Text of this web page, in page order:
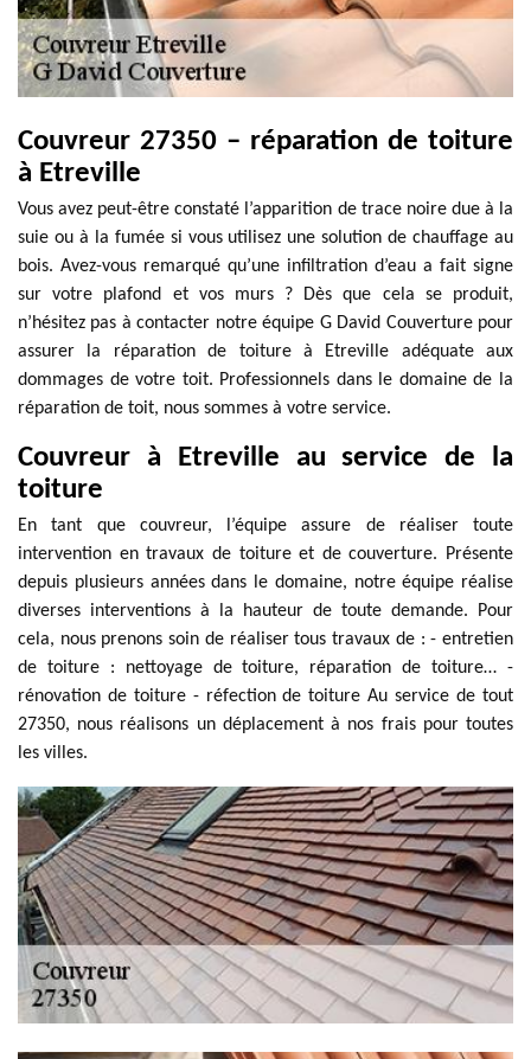
Couvreur 27350 – réparation de toiture
à Etreville
Vous avez peut-être constaté l’apparition de trace noire due à la
suie ou à la fumée si vous utilisez une solution de chauffage au
bois. Avez-vous remarqué qu’une infiltration d’eau a fait signe
sur votre plafond et vos murs ? Dès que cela se produit,
n’hésitez pas à contacter notre équipe G David Couverture pour
assurer la réparation de toiture à Etreville adéquate aux
dommages de votre toit. Professionnels dans le domaine de la
réparation de toit, nous sommes à votre service.
Couvreur à Etreville au service de la
toiture
En tant que couvreur, l’équipe assure de réaliser toute
intervention en travaux de toiture et de couverture. Présente
depuis plusieurs années dans le domaine, notre équipe réalise
diverses interventions à la hauteur de toute demande. Pour
cela, nous prenons soin de réaliser tous travaux de : - entretien
de toiture : nettoyage de toiture, réparation de toiture… -
rénovation de toiture - réfection de toiture Au service de tout
27350, nous réalisons un déplacement à nos frais pour toutes
les villes.